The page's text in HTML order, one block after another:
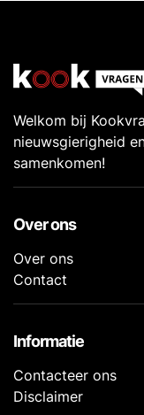
Welkom bij
nieuwsgierigheid
samenkomen!
Over ons
Over ons
Contact
Informatie
Contacteer ons
Disclaimer